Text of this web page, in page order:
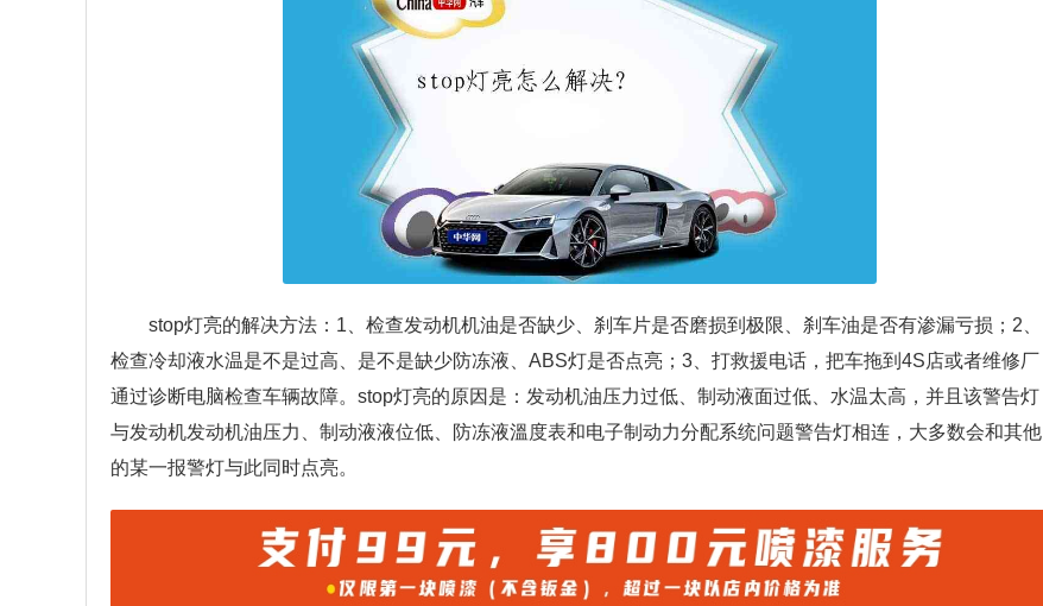
stop灯亮的解决方法：1、检查发动机机油是否缺少、刹车片是否磨损到极限、刹车油是否有渗漏亏损；2、
检查冷却液水温是不是过高、是不是缺少防冻液、ABS灯是否点亮；3、打救援电话，把车拖到4S店或者维修厂
通过诊断电脑检查车辆故障。stop灯亮的原因是：发动机油压力过低、制动液面过低、水温太高，并且该警告灯
与发动机发动机油压力、制动液液位低、防冻液溫度表和电子制动力分配系统问题警告灯相连，大多数会和其他
的某一报警灯与此同时点亮。